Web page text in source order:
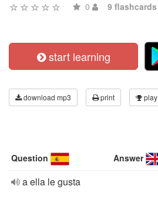
0 9 flashcards
start learning
download mp3 print play
Question Answer
a ella le gusta